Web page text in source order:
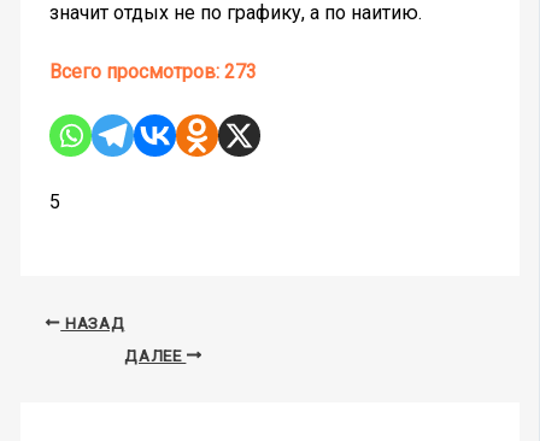
значит отдых не по графику, а по наитию.
Всего просмотров: 273
5
НАЗАД
ДАЛЕЕ